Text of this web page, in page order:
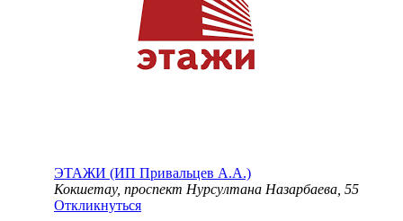
ЭТАЖИ (ИП Привальцев А.А.)
Кокшетау, проспект Нурсултана Назарбаева, 55
Откликнуться